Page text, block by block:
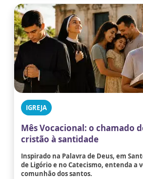
IGREJA
Mês Vocacional: o chamado
cristão à santidade
Inspirado na Palavra de Deus, em
de Ligório e no Catecismo, entenda a
comunhão dos santos.